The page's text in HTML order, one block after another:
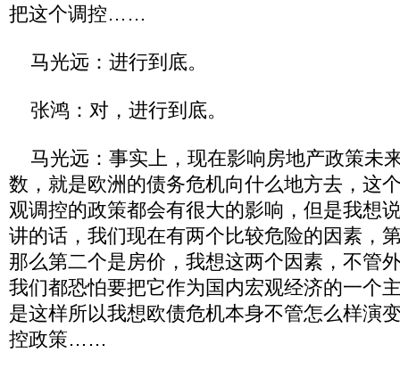
把这个调控……
马光远：进行到底。
张鸿：对，进行到底。
马光远：事实上，现在影响房地产政策未
数，就是欧洲的债务危机向什么地方去，这
观调控的政策都会有很大的影响，但是我想
讲的话，我们现在有两个比较危险的因素，
那么第二个是房价，我想这两个因素，不管
我们都恐怕要把它作为国内宏观经济的一个
是这样所以我想欧债危机本身不管怎么样演
控政策……